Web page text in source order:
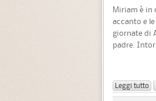
Miriam è in
accanto e
giornate di
padre.
Leggi tutto